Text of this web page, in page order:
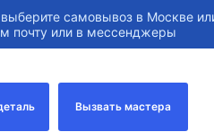
самовывоз в Москве
почту или в мессенджеры
Вызвать мастера